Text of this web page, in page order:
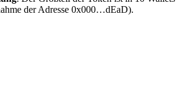
der Adresse 0x000…dEaD).